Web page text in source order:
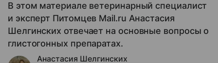
В этом материале ветеринарный специалист
и эксперт Питомцев Mail.ru Анастасия
Шелгинских отвечает на основные вопросы о
глистогонных препаратах.
Анастасия Шелгинских